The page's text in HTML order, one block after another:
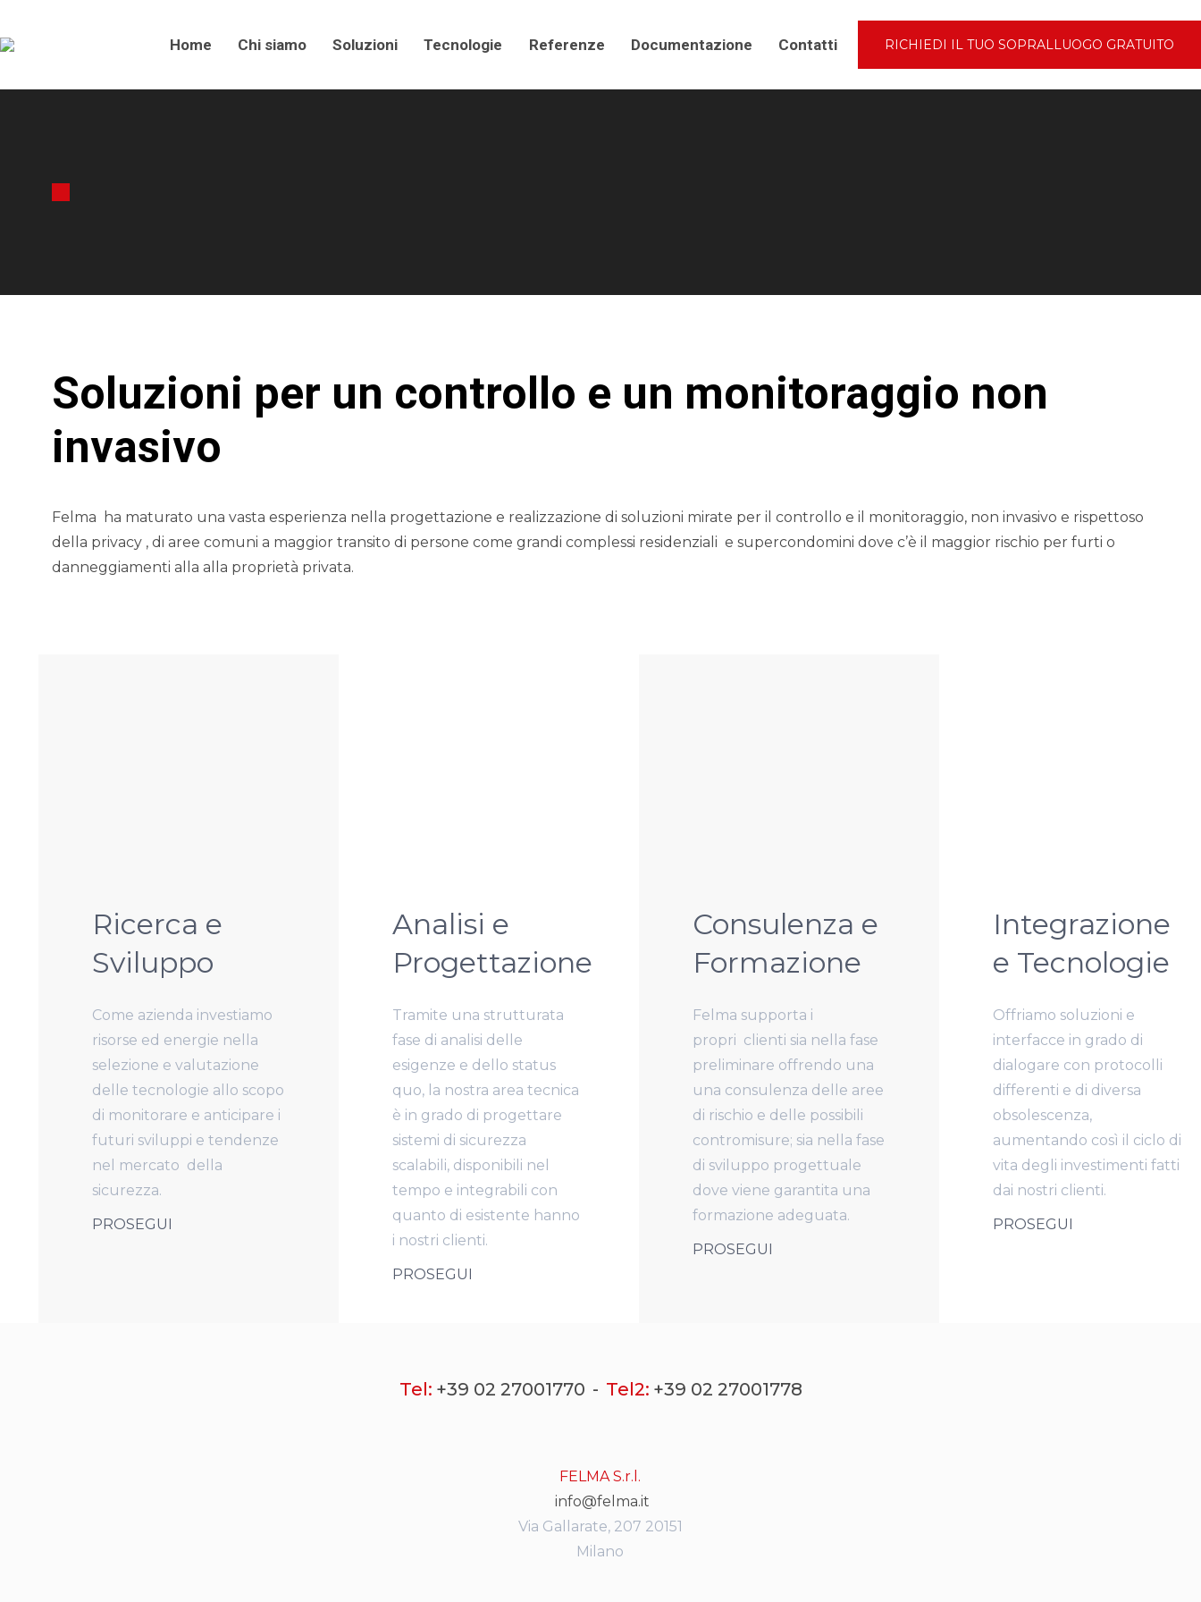
Home Chi siamo Soluzioni Tecnologie Referenze Documentazione Contatti RICHIEDI IL TUO SOPRALLUOGO GRATUITO
Soluzioni per un controllo e un monitoraggio non
invasivo
Felma
ha maturato una vasta esperienza nella progettazione e realizzazione di soluzioni mirate per il controllo e il monitoraggio, non invasivo e rispettoso
della privacy , di aree comuni a maggior transito di persone come grandi complessi residenziali e supercondomini dove c’è il maggior rischio per furti o
danneggiamenti alla alla proprietà privata.
Ricerca e
Sviluppo
Come azienda investiamo
risorse ed energie nella
selezione e valutazione
delle tecnologie allo scopo
di monitorare e anticipare i
futuri sviluppi e tendenze
nel mercato della
sicurezza.
PROSEGUI
Analisi e
Progettazione
Tramite una strutturata
fase di analisi delle
esigenze e dello status
quo, la nostra area tecnica
è in grado di progettare
sistemi di sicurezza
scalabili, disponibili nel
tempo e integrabili con
quanto di esistente hanno
i nostri clienti.
PROSEGUI
Consulenza e
Formazione
Felma supporta i
propri clienti sia nella fase
preliminare offrendo una
una consulenza delle aree
di rischio e delle possibili
contromisure; sia nella fase
di sviluppo progettuale
dove viene garantita una
formazione adeguata.
PROSEGUI
Integrazione
e Tecnologie
Offriamo soluzioni e
interfacce in grado di
dialogare con protocolli
differenti e di diversa
obsolescenza,
aumentando così il ciclo di
vita degli investimenti fatti
dai nostri clienti.
PROSEGUI
Tel: +39 02 27001770 Tel2: +39 02 27001778
FELMA S.r.l.
info@felma.it
Via Gallarate, 207 20151
Milano